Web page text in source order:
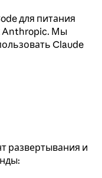
для питания
Anthropic. Мы
Claude
развертывания и